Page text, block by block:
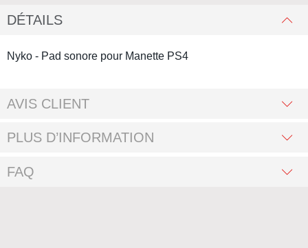
DÉTAILS
Nyko - Pad sonore pour Manette PS4
AVIS CLIENT
PLUS D’INFORMATION
FAQ